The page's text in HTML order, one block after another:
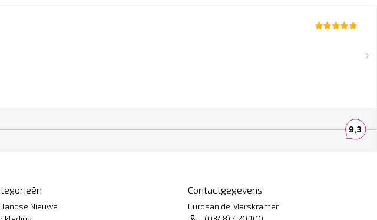
Nieuwe
Contactgegevens
Eurosan de Marskramer